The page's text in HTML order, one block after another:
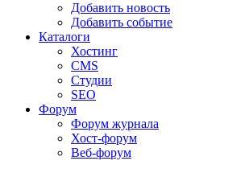
Добавить новость
Добавить событие
Каталоги
Хостинг
CMS
Студии
SEO
Форум
Форум журнала
Хост-форум
Веб-форум